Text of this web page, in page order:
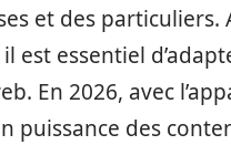
et des particuliers.
est essentiel
En 2026, avec
puissance des